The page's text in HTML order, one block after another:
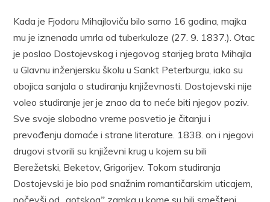
Kada je Fjodoru Mihajloviču bilo samo 16 godina, majka
mu je iznenada umrla od tuberkuloze (27. 9. 1837.). Otac
je poslao Dostojevskog i njegovog starijeg brata Mihajla
u Glavnu inženjersku školu u Sankt Peterburgu, iako su
obojica sanjala o studiranju književnosti. Dostojevski nije
voleo studiranje jer je znao da to neće biti njegov poziv.
Sve svoje slobodno vreme posvetio je čitanju i
prevođenju domaće i strane literature. 1838. on i njegovi
drugovi stvorili su književni krug u kojem su bili
Berežetski, Beketov, Grigorijev. Tokom studiranja
Dostojevski je bio pod snažnim romantičarskim uticajem,